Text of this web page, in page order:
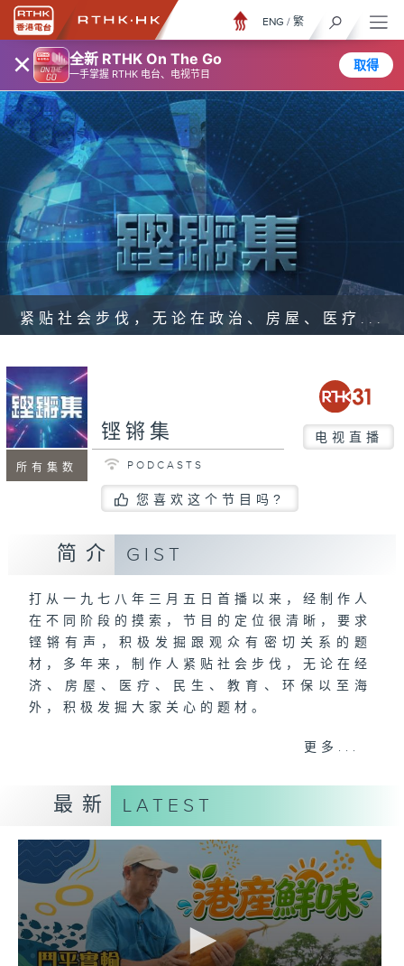
× 全新 RTHK On The Go
一手掌握 RTHK 电台、电视节目
取得
ENG / 繁
紧贴社会步伐，无论在政治、房屋、医疗...
所有集数
铿锵集 电视直播
PODCASTS
您喜欢这个节目吗?
简介 GIST
打从一九七八年三月五日首播以来，经制作人
在不同阶段的摸索，节目的定位很清晰，要求
铿锵有声，积极发掘跟观众有密切关系的题
材，多年来，制作人紧贴社会步伐，无论在经
济、房屋、医疗、民生、教育、环保以至海
外，积极发掘大家关心的题材。
《铿锵集》是一个团队，每个星期，无论晴天
更多...
最新 LATEST